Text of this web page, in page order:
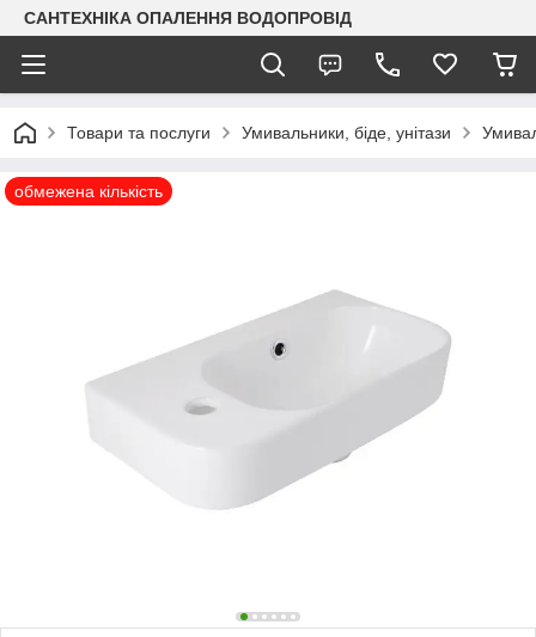
САНТЕХНІКА ОПАЛЕННЯ ВОДОПРОВІД
Товари та послуги Умивальники, біде, унітази
обмежена кількість